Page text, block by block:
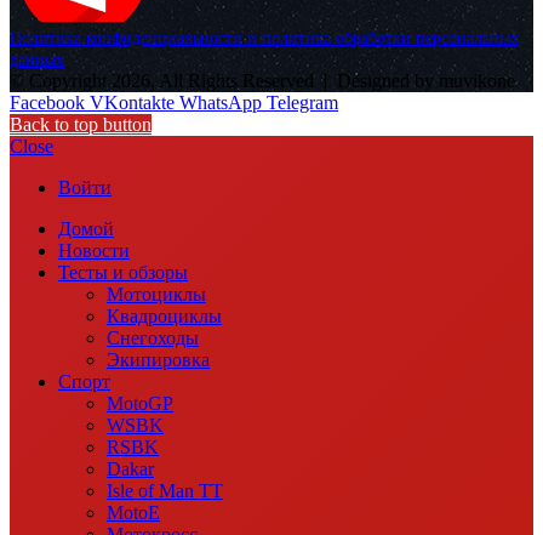
Политика конфиденциальности и политика обработки персональных
данных
© Copyright 2026, All Rights Reserved | Designed by muvikone
Facebook VKontakte WhatsApp Telegram
Back to top button
Close
Войти
Домой
Новости
Тесты и обзоры
Мотоциклы
Квадроциклы
Снегоходы
Экипировка
Спорт
MotoGP
WSBK
RSBK
Dakar
Isle of Man TT
MotoE